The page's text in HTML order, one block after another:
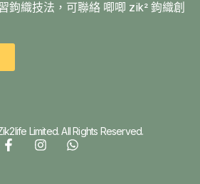
鉤織技法，可聯絡 唧唧 zik² 鉤織創
Limited. All Rights Reserved.